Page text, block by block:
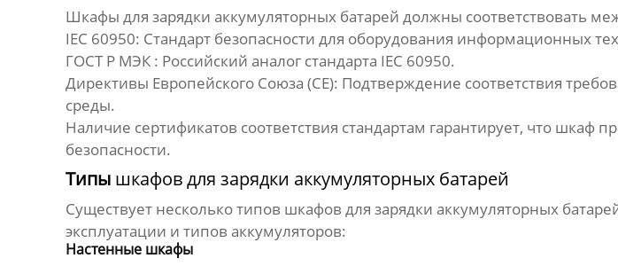
Шкафы для зарядки аккумуляторных батарей должны соответствовать
IEC 60950: Стандарт безопасности для оборудования информационных
ГОСТ Р МЭК : Российский аналог стандарта IEC 60950.
Директивы Европейского Союза (CE): Подтверждение соответствия
среды.
Наличие сертификатов соответствия стандартам гарантирует, что
безопасности.
Типы шкафов для зарядки аккумуляторных батарей
Существует несколько типов шкафов для зарядки аккумуляторных
эксплуатации и типов аккумуляторов:
Настенные шкафы